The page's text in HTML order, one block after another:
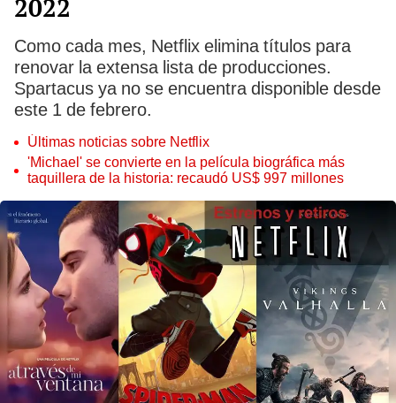
2022
Como cada mes, Netflix elimina títulos para
renovar la extensa lista de producciones.
Spartacus ya no se encuentra disponible desde
este 1 de febrero.
Últimas noticias sobre Netflix
'Michael' se convierte en la película biográfica más
taquillera de la historia: recaudó US$ 997 millones